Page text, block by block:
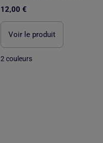
12,00 €
Voir le produit
2 couleurs